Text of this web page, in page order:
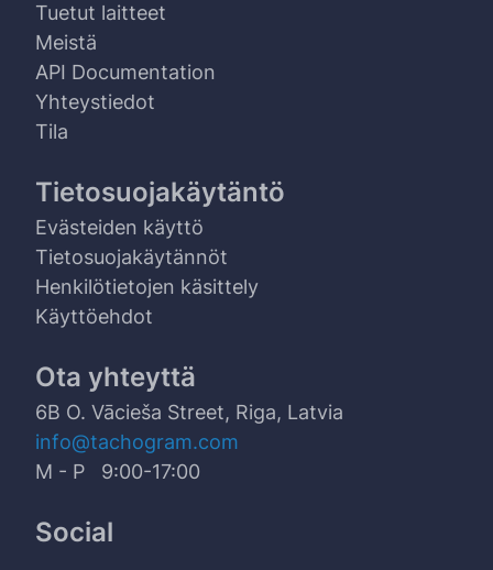
Tuetut laitteet
Meistä
API Documentation
Yhteystiedot
Tila
Tietosuojakäytäntö
Evästeiden käyttö
Tietosuojakäytännöt
Henkilötietojen käsittely
Käyttöehdot
Ota yhteyttä
6B O. Vācieša Street, Riga, Latvia
info@tachogram.com
M - P 9:00-17:00
Social